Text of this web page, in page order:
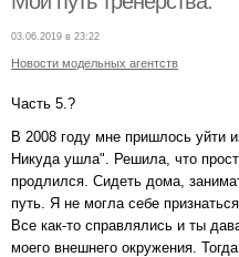
03.06.2019 в 23:22
Новости модельных агентств
Часть 5.?
В 2008 году мне пришлось уйти
Никуда ушла". Решила, что
продлился. Сидеть дома,
путь. Я не могла себе
Все как-то справлялись и ты
моего внешнего окружения.